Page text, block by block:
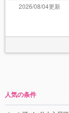
2026/08/04更新
人気の条件